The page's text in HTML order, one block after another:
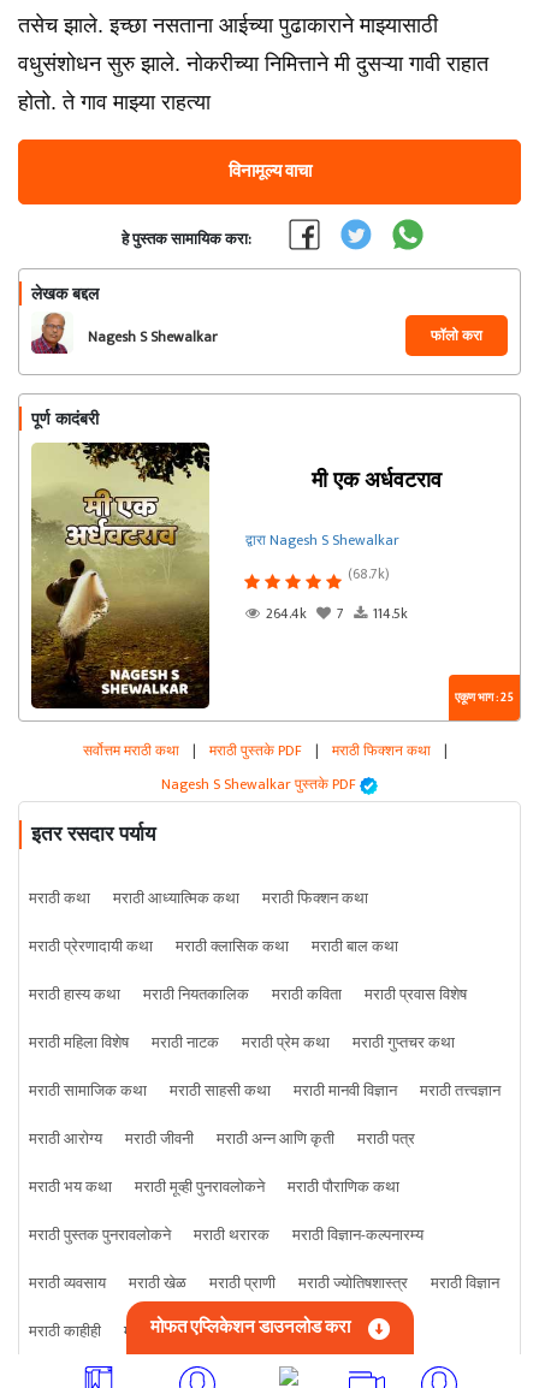
तसेच झाले. इच्छा नसताना आईच्या पुढाकाराने माझ्यासाठी
वधुसंशोधन सुरु झाले. नोकरीच्या निमित्ताने मी दुसऱ्या गावी राहात
होतो. ते गाव माझ्या राहत्या
विनामूल्य वाचा
हे पुस्तक सामायिक करा:
लेखक बद्दल
Nagesh S Shewalkar फॉलो करा
पूर्ण कादंबरी
मी एक अर्धवटराव
द्वारा Nagesh S Shewalkar
(68.7k)
264.4k
7 114.5k
एकूण भाग : 25
सर्वोत्तम मराठी कथा | मराठी पुस्तके PDF | मराठी फिक्शन कथा |
Nagesh S Shewalkar पुस्तके PDF
इतर रसदार पर्याय
मराठी कथा मराठी आध्यात्मिक कथा
मराठी फिक्शन कथा
मराठी प्रेरणादायी कथा
मराठी क्लासिक कथा
मराठी बाल कथा
मराठी हास्य कथा
मराठी नियतकालिक मराठी कविता
मराठी प्रवास विशेष
मराठी महिला विशेष
मराठी नाटक मराठी प्रेम कथा
मराठी गुप्तचर कथा
मराठी सामाजिक कथा
मराठी साहसी कथा मराठी मानवी विज्ञान
मराठी तत्त्वज्ञान
मराठी आरोग्य
मराठी जीवनी मराठी अन्न आणि कृती
मराठी पत्र
मराठी भय कथा
मराठी मूव्ही पुनरावलोकने
मराठी पौराणिक कथा
मराठी पुस्तक पुनरावलोकने
मराठी थरारक
मराठी विज्ञान-कल्पनारम्य
मराठी व्यवसाय
मराठी खेळ मराठी प्राणी मराठी ज्योतिषशास्त्र
मराठी विज्ञान
मराठी काहीही
मराठी क्राइम कथा
मोफत एप्लिकेशन डाउनलोड करा